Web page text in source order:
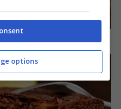
PIATTI
al latte
options